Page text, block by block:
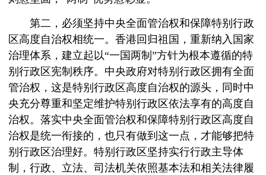
第二，必须坚持中央全面管治权和保障特别行政
区高度自治权相统一。香港回归祖国，重新纳入国家
治理体系，建立起以“一国两制”方针为根本遵循的特
别行政区宪制秩序。中央政府对特别行政区拥有全面
管治权，这是特别行政区高度自治权的源头，同时中
央充分尊重和坚定维护特别行政区依法享有的高度自
治权。落实中央全面管治权和保障特别行政区高度自
治权是统一衔接的，也只有做到这一点，才能够把特
别行政区治理好。特别行政区坚持实行行政主导体
制，行政、立法、司法机关依照基本法和相关法律履